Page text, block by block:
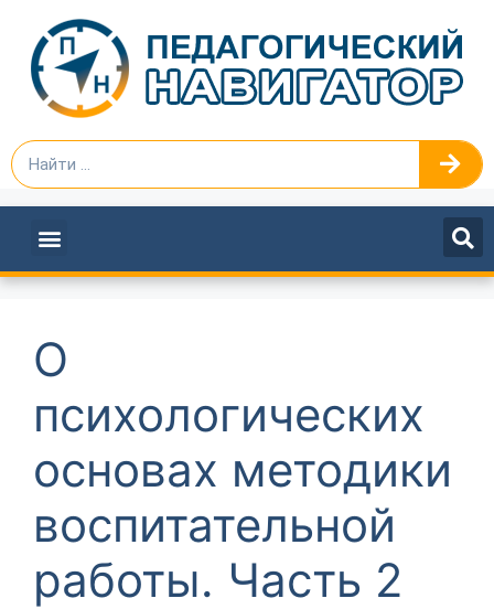
О
психологических
основах методики
воспитательной
работы. Часть 2